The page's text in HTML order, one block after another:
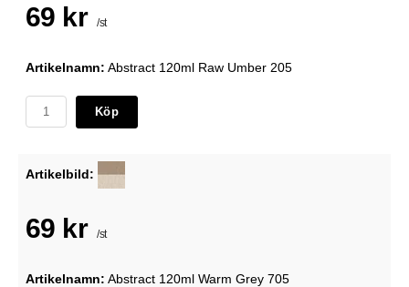
69 kr /st
Artikelnamn: Abstract 120ml Raw Umber 205
Köp
Artikelbild:
69 kr /st
Artikelnamn: Abstract 120ml Warm Grey 705